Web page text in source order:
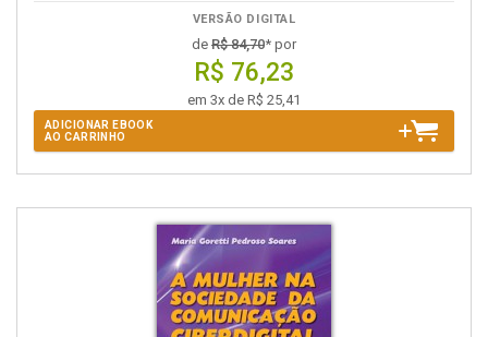
VERSÃO DIGITAL
de R$ 84,70* por
R$ 76,23
em 3x de R$ 25,41
ADICIONAR EBOOK
AO CARRINHO